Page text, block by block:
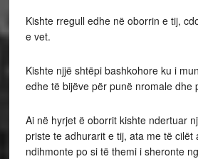
Kishte rregull edhe në oborrin e tij,
e vet.
Kishte njjë shtëpi bashkohore ku i
edhe të bijëve për punë nromale dhe
Ai në hyrjet ë oborrit kishte ndertuar
priste te adhurarit e tij, ata me të cilët
ndihmonte po si të themi i sheronte